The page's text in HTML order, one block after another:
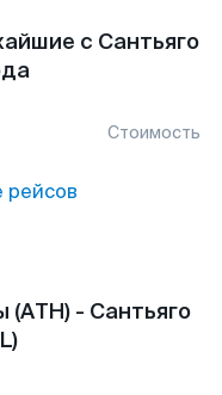
с Сантьяго
Стоимость
рейсов
- Сантьяго